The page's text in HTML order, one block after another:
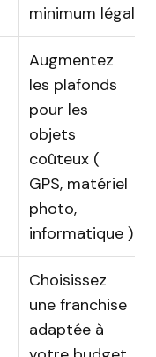
minimum légal
Augmentez
les plafonds
pour les
objets
coûteux (
GPS, matériel
photo,
informatique )
Choisissez
une franchise
adaptée à